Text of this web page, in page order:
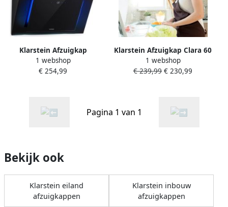
Klarstein Afzuigkap
Eleonora Schuine
Afzuigcapaciteit: 424 m³ h
Verlichting Vetfilter 60 cm
1 webshop
€ 254,99
Klarstein Afzuigkap Clara 60
glas 591 M³ H Touch
Sfeerlicht Zwart
Wasemkap
1 webshop
€ 239,99 € 230,99
Pagina 1 van 1
Bekijk ook
Klarstein eiland
afzuigkappen
Klarstein inbouw
afzuigkappen